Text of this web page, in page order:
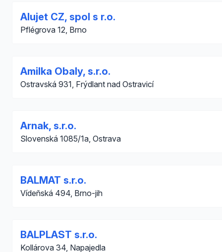
Alujet CZ, spol s r.o.
Pflégrova 12, Brno
Amilka Obaly, s.r.o.
Ostravská 931, Frýdlant nad Ostravicí
Arnak, s.r.o.
Slovenská 1085/1a, Ostrava
BALMAT s.r.o.
Vídeňská 494, Brno-jih
BALPLAST s.r.o.
Kollárova 34, Napajedla